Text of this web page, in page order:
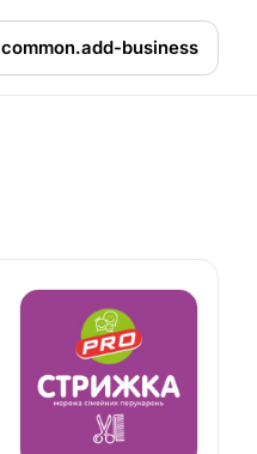
common.add-business